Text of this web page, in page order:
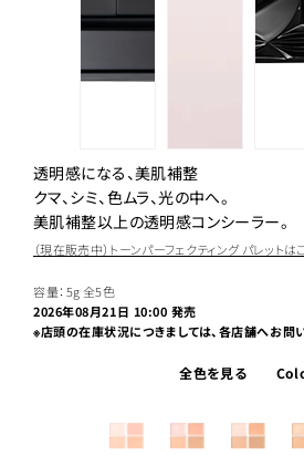
透明感になる、美肌補整
クマ、シミ、色ムラ、光の中へ。
美肌補整以上の透明感コンシーラー。
（現在販売中）トーンパーフェクティング パレットは
容量：5g全5色
2026年08月21日 10:00 発売
※店頭の在庫状況につきましては、各店舗へお問
全色を見る